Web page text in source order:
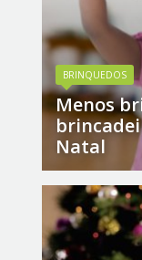
BRINQUEDOS
Menos
Natal